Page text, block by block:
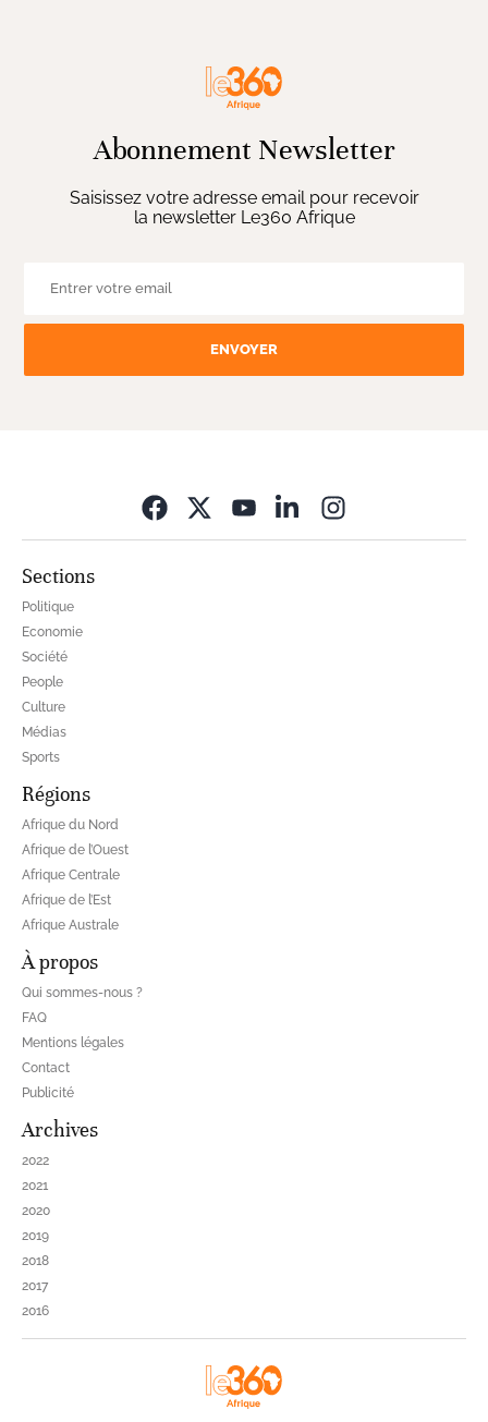
Abonnement Newsletter
Saisissez votre adresse email pour recevoir
la newsletter Le360 Afrique
ENVOYER
Sections
Politique
Economie
Société
People
Culture
Médias
Sports
Régions
Afrique du Nord
Afrique de l’Ouest
Afrique Centrale
Afrique de l’Est
Afrique Australe
À propos
Qui sommes-nous ?
FAQ
Mentions légales
Contact
Publicité
Archives
2022
2021
2020
2019
2018
2017
2016